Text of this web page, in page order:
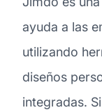
ayuda a las
utilizando
diseños
integradas.